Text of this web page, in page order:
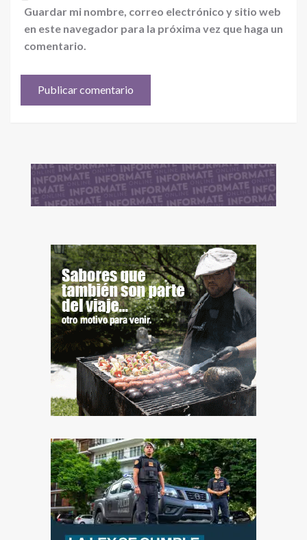
Guardar mi nombre, correo electrónico y sitio web
en este navegador para la próxima vez que haga un
comentario.